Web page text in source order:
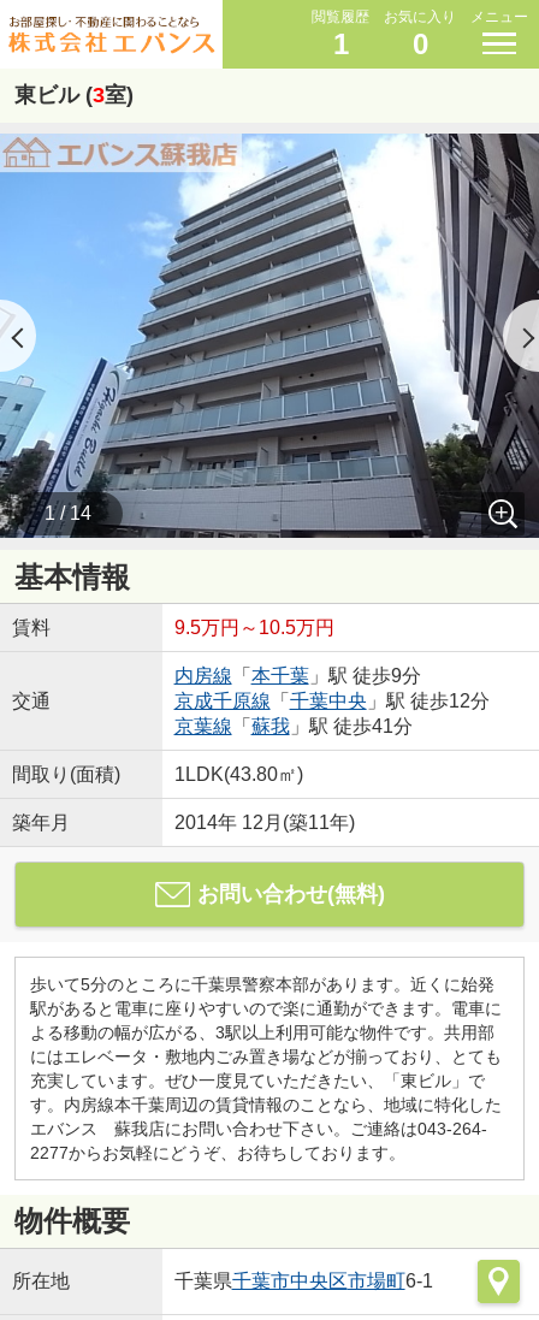
閲覧履歴
1
お気に入り
0
メニュー
東ビル (3室)
1 / 14
基本情報
賃料 9.5万円～10.5万円
交通
内房線 「 本千葉」駅 徒歩9分
京成千原線 「 千葉中央 」駅 徒歩12分
京葉線 「 蘇我」駅 徒歩41分
間取り(面積) 1LDK(43.80㎡)
築年月 2014年 12月(築11年)
お問い合わせ(無料)
歩いて5分のところに千葉県警察本部があります。近くに始発
駅があると電車に座りやすいので楽に通勤ができます。電車に
よる移動の幅が広がる、3駅以上利用可能な物件です。共用部
にはエレベータ・敷地内ごみ置き場などが揃っており、とても
充実しています。ぜひ一度見ていただきたい、「東ビル」で
す。内房線本千葉周辺の賃貸情報のことなら、地域に特化した
エバンス 蘇我店にお問い合わせ下さい。ご連絡は043-264-
2277からお気軽にどうぞ、お待ちしております。
物件概要
所在地 千葉県千葉市中央区市場町6-1